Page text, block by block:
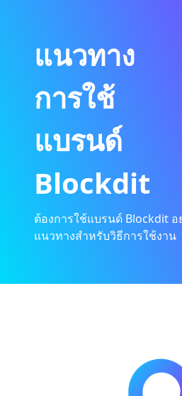
แนวทาง
การใช้
แบรนด์
Blockdit
ต้องการใช้แบรนด์ Blockdit อ
แนวทางสำหรับวิธีการใช้งาน